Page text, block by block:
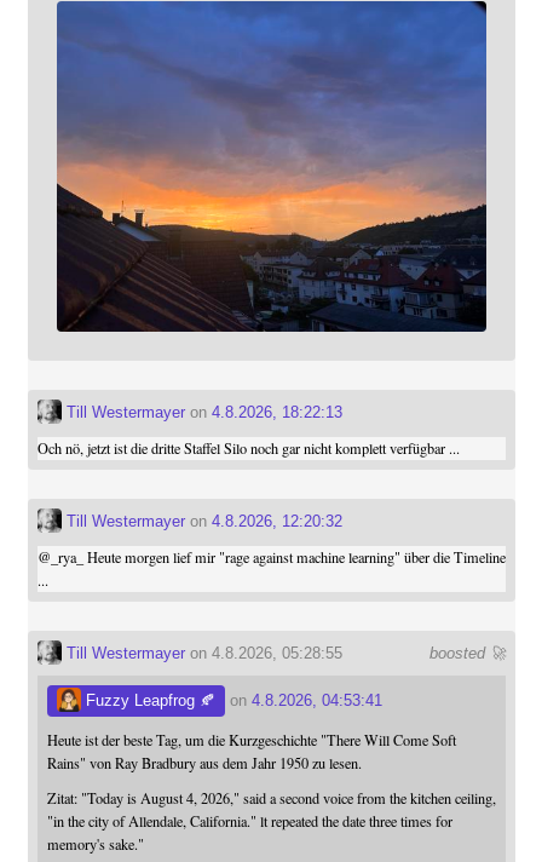
Till Westermayeron 4.8.2026, 18:22:13
Och nö, jetzt ist die dritte Staffel Silo noch gar nicht komplett verfügbar ...
Till Westermayeron 4.8.2026, 12:20:32
@ _rya_ Heute morgen lief mir "rage against machine learning" über die Timeline
...
boosted 🚀
Till Westermayeron 4.8.2026, 05:28:55
Fuzzy Leapfrog 🍂 on 4.8.2026, 04:53:41
Heute ist der beste Tag, um die Kurzgeschichte "There Will Come Soft
Rains" von Ray Bradbury aus dem Jahr 1950 zu lesen.
Zitat: "Today is August 4, 2026," said a second voice from the kitchen ceiling,
"in the city of Allendale, California." lt repeated the date three times for
memory's sake."